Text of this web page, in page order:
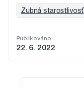
Zubná starostlivosť
Publikováno
22. 6. 2022